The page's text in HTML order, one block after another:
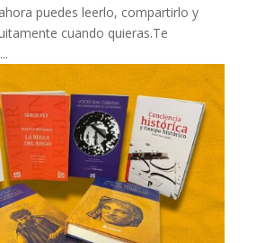
puedes leerlo, compartirlo y
cuando quieras.Te